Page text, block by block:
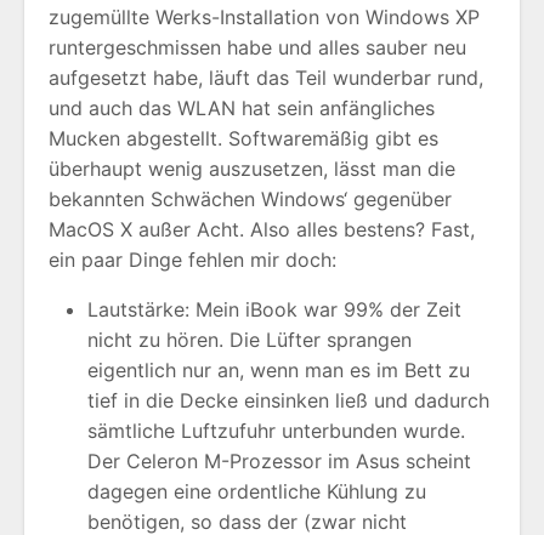
zugemüllte Werks-Installation von Windows XP
runtergeschmissen habe und alles sauber neu
aufgesetzt habe, läuft das Teil wunderbar rund,
und auch das WLAN hat sein anfängliches
Mucken abgestellt. Softwaremäßig gibt es
überhaupt wenig auszusetzen, lässt man die
bekannten Schwächen Windows‘ gegenüber
MacOS X außer Acht. Also alles bestens? Fast,
ein paar Dinge fehlen mir doch:
Lautstärke: Mein iBook war 99% der Zeit
nicht zu hören. Die Lüfter sprangen
eigentlich nur an, wenn man es im Bett zu
tief in die Decke einsinken ließ und dadurch
sämtliche Luftzufuhr unterbunden wurde.
Der Celeron M-Prozessor im Asus scheint
dagegen eine ordentliche Kühlung zu
benötigen, so dass der (zwar nicht